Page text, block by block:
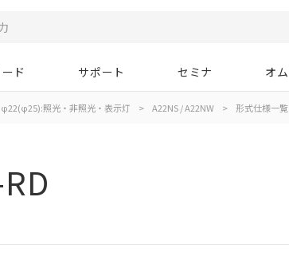
ド サポート セミナ オ
φ22(φ25):照光・非照光・表示灯 > A22NS / A22NW > 形式仕様一覧